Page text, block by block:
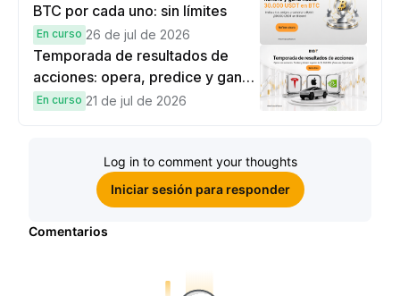
BTC por cada uno: sin límites
En curso 26 de jul de 2026
Temporada de resultados de
acciones: opera, predice y gana
una Cybertruck.
En curso 21 de jul de 2026
Log in to comment your thoughts
Iniciar sesión para responder
Comentarios